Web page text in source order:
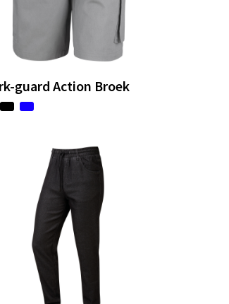
guard Action Broek